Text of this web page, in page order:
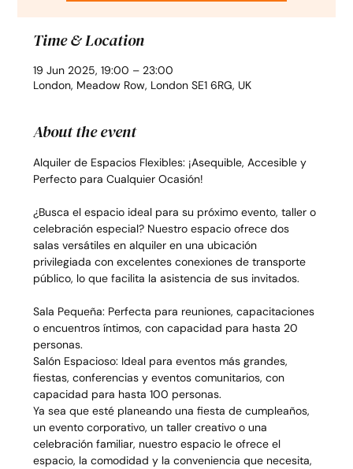
Time & Location
19 Jun 2025, 19:00 – 23:00
London, Meadow Row, London SE1 6RG, UK
About the event
Alquiler de Espacios Flexibles: ¡Asequible, Accesible y
Perfecto para Cualquier Ocasión!
¿Busca el espacio ideal para su próximo evento, taller o
celebración especial? Nuestro espacio ofrece dos
salas versátiles en alquiler en una ubicación
privilegiada con excelentes conexiones de transporte
público, lo que facilita la asistencia de sus invitados.
Sala Pequeña: Perfecta para reuniones, capacitaciones
o encuentros íntimos, con capacidad para hasta 20
personas.
Salón Espacioso: Ideal para eventos más grandes,
fiestas, conferencias y eventos comunitarios, con
capacidad para hasta 100 personas.
Ya sea que esté planeando una fiesta de cumpleaños,
un evento corporativo, un taller creativo o una
celebración familiar, nuestro espacio le ofrece el
espacio, la comodidad y la conveniencia que necesita,